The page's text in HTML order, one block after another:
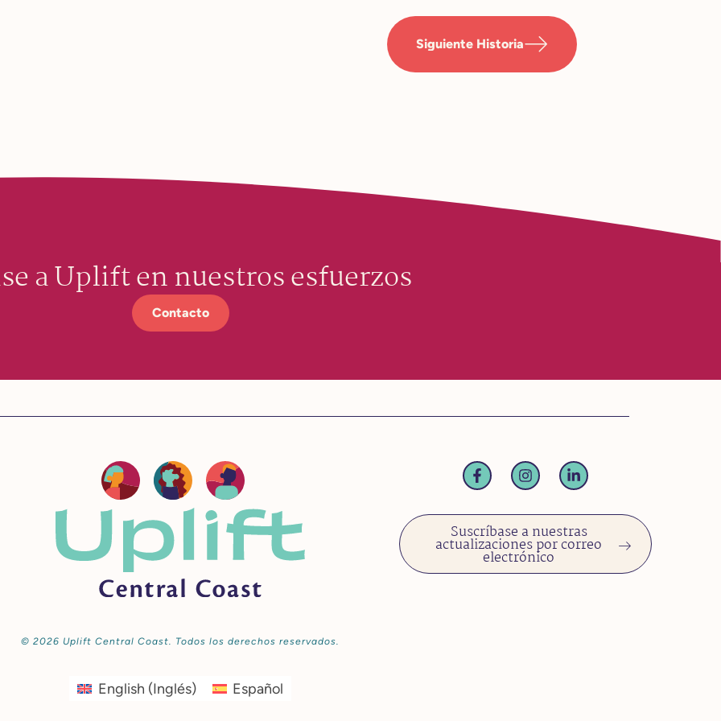
Siguiente Historia
a Uplift en nuestros esfuerzos
Contacto
Suscríbase a nuestras
actualizaciones por correo
electrónico
© 2026 Uplift Central Coast. Todos los derechos reservados.
English (Inglés) Español